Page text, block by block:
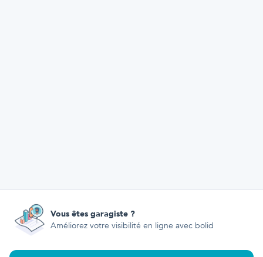
Vous êtes garagiste ?
Améliorez votre visibilité en ligne avec bolid